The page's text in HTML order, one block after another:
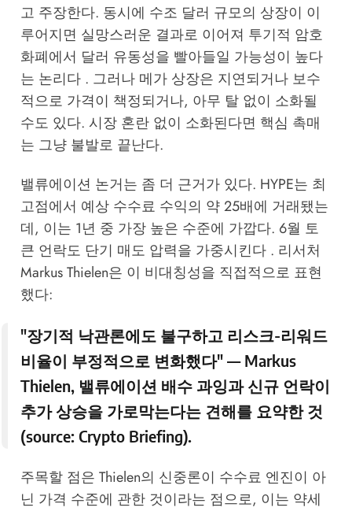
고 주장한다. 동시에 수조 달러 규모의 상장이 이
루어지면 실망스러운 결과로 이어져 투기적 암호
화폐에서 달러 유동성을 빨아들일 가능성이 높다
는 논리다 . 그러나 메가 상장은 지연되거나 보수
적으로 가격이 책정되거나, 아무 탈 없이 소화될
수도 있다. 시장 혼란 없이 소화된다면 핵심 촉매
는 그냥 불발로 끝난다.
밸류에이션 논거는 좀 더 근거가 있다. HYPE는 최
고점에서 예상 수수료 수익의 약 25배에 거래됐는
데, 이는 1년 중 가장 높은 수준에 가깝다. 6월 토
큰 언락도 단기 매도 압력을 가중시킨다 . 리서처
Markus Thielen은 이 비대칭성을 직접적으로 표현
했다:
"장기적 낙관론에도 불구하고 리스크-리워드
비율이 부정적으로 변화했다" — Markus
Thielen, 밸류에이션 배수 과잉과 신규 언락이
추가 상승을 가로막는다는 견해를 요약한 것
(source: Crypto Briefing).
주목할 점은 Thielen의 신중론이 수수료 엔진이 아
닌 가격 수준에 관한 것이라는 점으로, 이는 약세